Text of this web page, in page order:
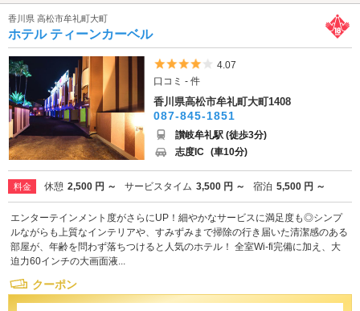
香川県 高松市牟礼町大町
ホテル ティーンカーベル
5つ星のうち4
4.07
口コミ - 件
香川県高松市牟礼町大町1408
087-845-1851
讃岐牟礼駅 (徒歩3分)
志度IC (車10分)
料金 休憩 2,500 円 ～ サービスタイム 3,500 円 ～ 宿泊 5,500 円 ～
エンターテインメント度がさらにUP！細やかなサービスに満足度も◎シンプ
ルながらも上質なインテリアや、すみずみまで掃除の行き届いた清潔感のある
部屋が、年齢を問わず落ちつけると人気のホテル！ 全室Wi-fi完備に加え、大
迫力60インチの大画面液...
クーポン